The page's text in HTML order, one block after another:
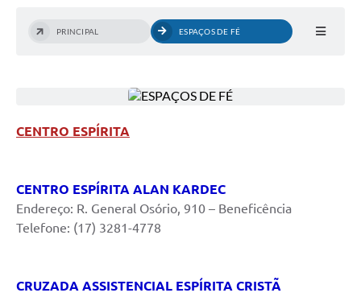
PRINCIPAL ESPAÇOS DE FÉ
CENTRO ESPÍRITA
CENTRO ESPÍRITA ALAN KARDEC
Endereço: R. General Osório, 910 – Beneficência
Telefone: (17) 3281-4778
CRUZADA ASSISTENCIAL ESPÍRITA CRISTÃ